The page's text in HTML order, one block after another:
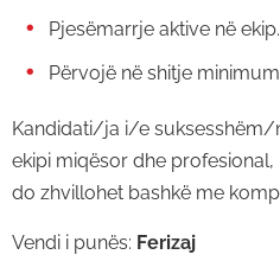
Pjesëmarrje aktive në ekip.
Përvojë në shitje
Kandidati/ja i/e suksesshëm/
ekipi miqësor dhe
do zhvillohet bashkë me
Vendi i punës: Ferizaj